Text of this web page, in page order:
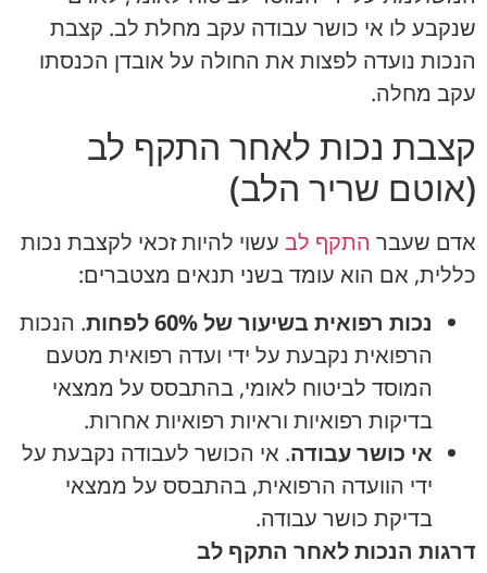
שנקבע לו אי כושר עבודה עקב מחלת לב. קצבת
הנכות נועדה לפצות את החולה על אובדן הכנסתו
עקב מחלה.
קצבת נכות לאחר התקף לב
(אוטם שריר הלב)
אדם שעבר התקף לב עשוי להיות זכאי לקצבת נכות
כללית, אם הוא עומד בשני תנאים מצטברים:
נכות רפואית בשיעור של 60% לפחות
. הנכות
הרפואית נקבעת על ידי ועדה רפואית מטעם
המוסד לביטוח לאומי, בהתבסס על ממצאי
בדיקות רפואיות וראיות רפואיות אחרות.
אי כושר עבודה. אי הכושר לעבודה נקבעת על
ידי הוועדה הרפואית, בהתבסס על ממצאי
בדיקת כושר עבודה.
דרגות הנכות לאחר התקף לב